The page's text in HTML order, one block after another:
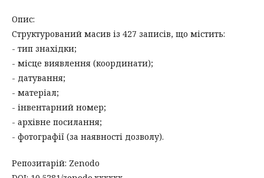
Опис:
Структурований масив із 427 записів, що містить:
- тип знахідки;
- місце виявлення (координати);
- датування;
- матеріал;
- інвентарний номер;
- архівне посилання;
- фотографії (за наявності дозволу).
Репозитарій: Zenodo